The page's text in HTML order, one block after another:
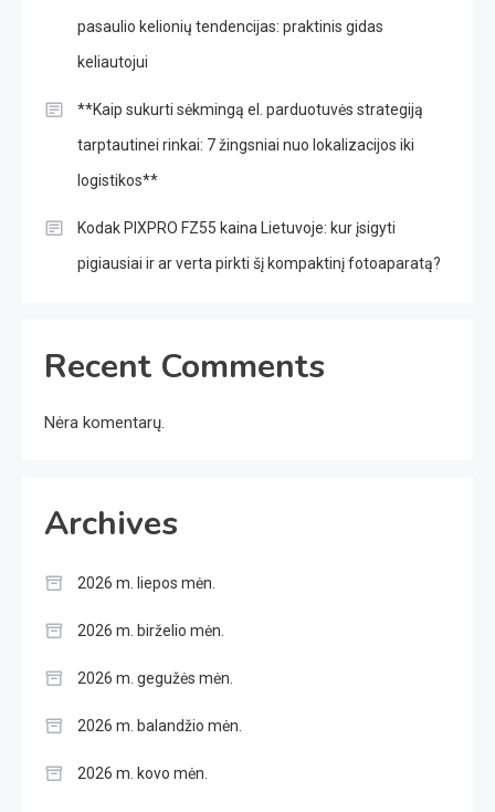
pasaulio kelionių tendencijas: praktinis gidas
keliautojui
**Kaip sukurti sėkmingą el. parduotuvės strategiją
tarptautinei rinkai: 7 žingsniai nuo lokalizacijos iki
logistikos**
Kodak PIXPRO FZ55 kaina Lietuvoje: kur įsigyti
pigiausiai ir ar verta pirkti šį kompaktinį fotoaparatą?
Recent Comments
Nėra komentarų.
Archives
2026 m. liepos mėn.
2026 m. birželio mėn.
2026 m. gegužės mėn.
2026 m. balandžio mėn.
2026 m. kovo mėn.